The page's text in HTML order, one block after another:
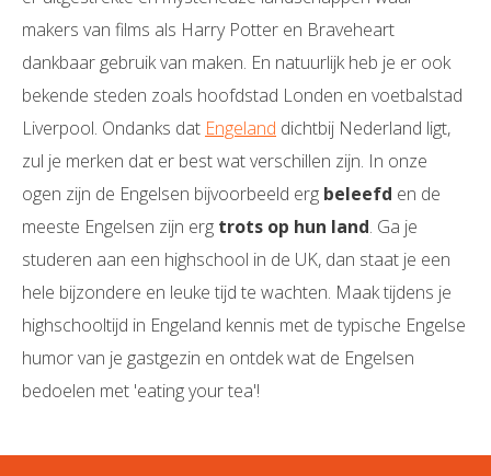
makers van films als Harry Potter en Braveheart
dankbaar gebruik van maken. En natuurlijk heb je er ook
bekende steden zoals hoofdstad Londen en voetbalstad
Liverpool. Ondanks dat Engeland dichtbij Nederland ligt,
zul je merken dat er best wat verschillen zijn. In onze
ogen zijn de Engelsen bijvoorbeeld erg beleefd en de
meeste Engelsen zijn erg trots op hun land. Ga je
studeren aan een highschool in de UK, dan staat je een
hele bijzondere en leuke tijd te wachten. Maak tijdens je
highschooltijd in Engeland kennis met de typische Engelse
humor van je gastgezin en ontdek wat de Engelsen
bedoelen met 'eating your tea'!